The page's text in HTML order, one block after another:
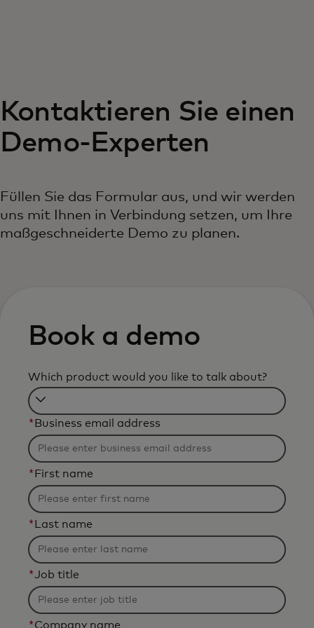
Für die Welt
Für Innovatoren
Neuigkeiten und Trends
Kontaktieren Sie einen
Demo-Experten
Füllen Sie das Formular aus, und wir werden
uns mit Ihnen in Verbindung setzen, um Ihre
maßgeschneiderte Demo zu planen.
Book a demo
Which product would you like to talk about?
Filtering
will
be
applied
after
3
characters.
* Business email address
* First name
* Last name
*Job title
*Company name